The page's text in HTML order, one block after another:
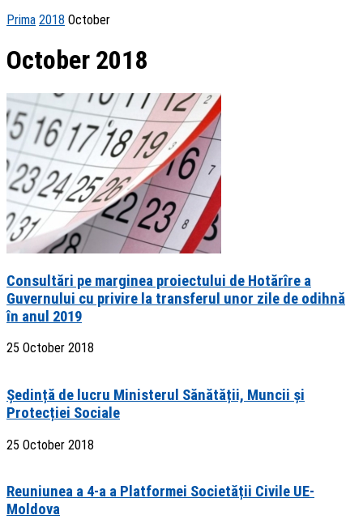
Prima 2018 October
October 2018
Consultări pe marginea proiectului de Hotărîre a
Guvernului cu privire la transferul unor zile de odihnă
în anul 2019
25 October 2018
Ședință de lucru Ministerul Sănătății, Muncii și
Protecției Sociale
25 October 2018
Reuniunea a 4-a a Platformei Societății Civile UE-
Moldova